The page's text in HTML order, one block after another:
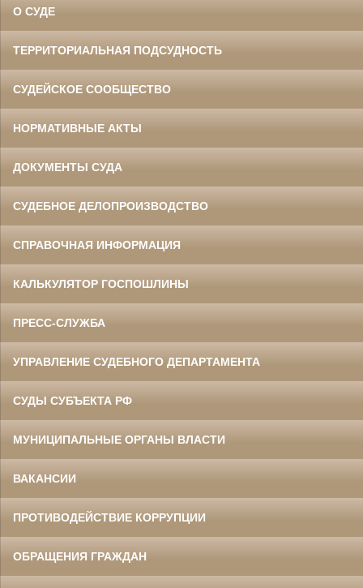
О СУДЕ
ТЕРРИТОРИАЛЬНАЯ ПОДСУДНОСТЬ
СУДЕЙСКОЕ СООБЩЕСТВО
НОРМАТИВНЫЕ АКТЫ
ДОКУМЕНТЫ СУДА
СУДЕБНОЕ ДЕЛОПРОИЗВОДСТВО
СПРАВОЧНАЯ ИНФОРМАЦИЯ
КАЛЬКУЛЯТОР ГОСПОШЛИНЫ
ПРЕСС-СЛУЖБА
УПРАВЛЕНИЕ СУДЕБНОГО ДЕПАРТАМЕНТА
СУДЫ СУБЪЕКТА РФ
МУНИЦИПАЛЬНЫЕ ОРГАНЫ ВЛАСТИ
ВАКАНСИИ
ПРОТИВОДЕЙСТВИЕ КОРРУПЦИИ
ОБРАЩЕНИЯ ГРАЖДАН